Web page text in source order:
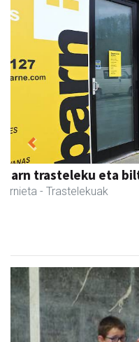
Stop liburu-denda
Andoain - Liburu-dendak
Previous